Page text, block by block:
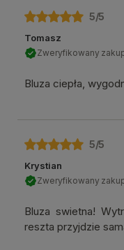
5/5
Tomasz
Zweryfikowany
Bluza ciepła,
5/5
Krystian
Zweryfikowany
Bluza swietna!
reszta przyjdzie